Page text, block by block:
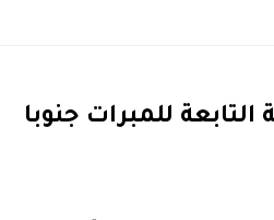
للمبرات جنوبا